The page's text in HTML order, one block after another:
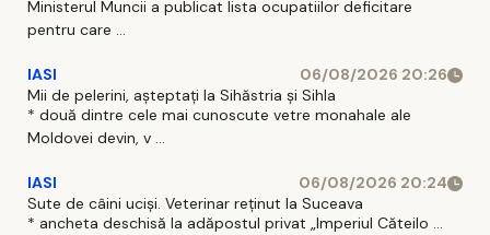
Ministerul Muncii a publicat lista ocupatiilor deficitare
pentru care ...
IASI
06/08/2026 20:26
Mii de pelerini, așteptați la Sihăstria și Sihla
* două dintre cele mai cunoscute vetre monahale ale
Moldovei devin, v ...
IASI
06/08/2026 20:24
Sute de câini uciși. Veterinar reținut la Suceava
* ancheta deschisă la adăpostul privat „Imperiul Căteilo ...